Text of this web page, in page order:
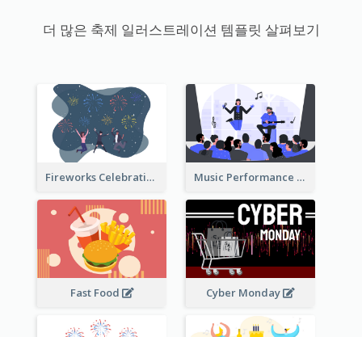
더 많은 축제 일러스트레이션 템플릿 살펴보기
Fireworks Celebration Illustration Music Performance Illustration
Fast Food Cyber Monday